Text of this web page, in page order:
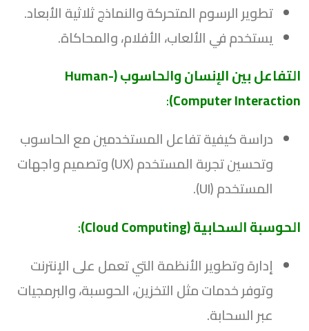
تطوير الرسوم المتحركة والنماذج ثلاثية الأبعاد.
يستخدم في الألعاب، الأفلام، والمحاكاة.
التفاعل بين الإنسان والحاسوب (Human-
Computer Interaction)
:
دراسة كيفية تفاعل المستخدمين مع الحاسوب
وتحسين تجربة المستخدم (UX) وتصميم واجهات
المستخدم (UI).
الحوسبة السحابية (Cloud Computing)
:
إدارة وتطوير الأنظمة التي تعمل على الإنترنت
وتوفر خدمات مثل التخزين، الحوسبة، والبرمجيات
عبر السحابة.